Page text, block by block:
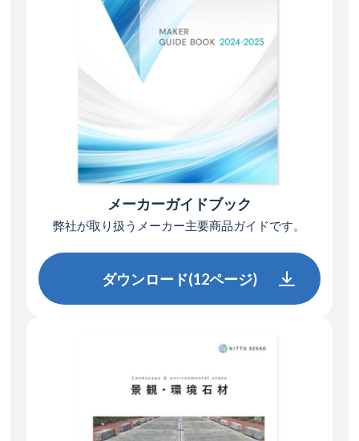
メーカーガイドブック
弊社が取り扱う メーカー主要商品ガイドです。
ダウンロード(12ページ)
ダウンロード(12ページ)